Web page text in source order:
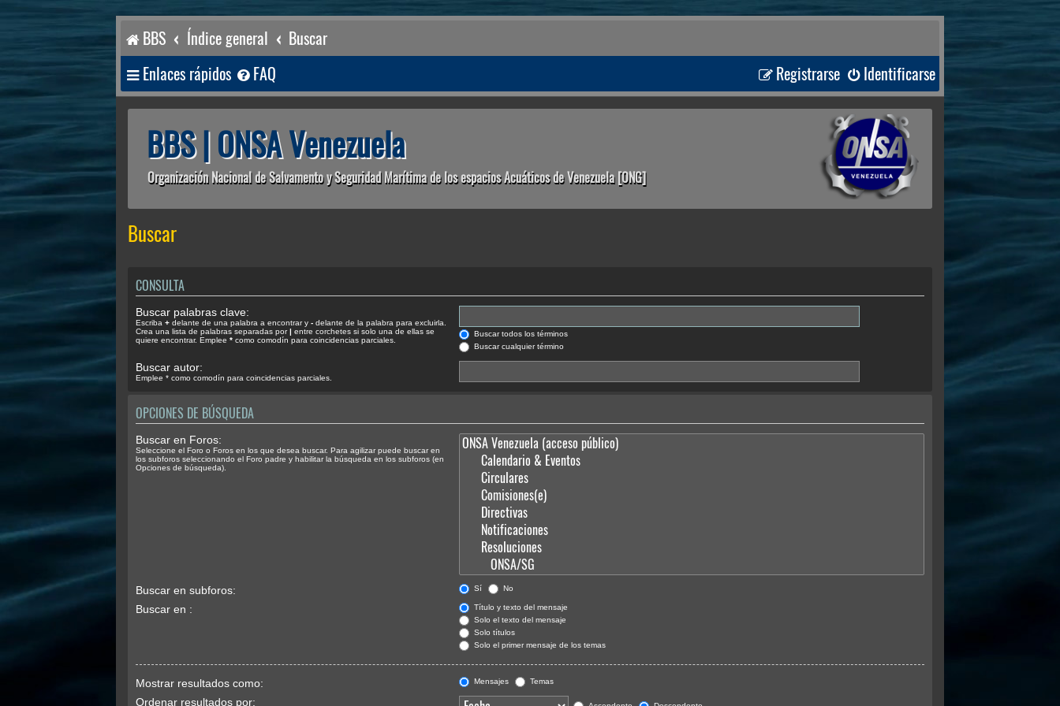
BBS Índice general
Buscar
Enlaces rápidos
FAQ Identificarse
Registrarse
BBS | ONSA Venezuela
Organización Nacional de Salvamento y Seguridad Marítima de los espacios Acuáticos de Venezuela [ONG]
Buscar
CONSULTA
Buscar palabras clave:
Escriba + delante de una palabra a encontrar y - delante de la palabra para excluirla.
Crea una lista de palabras separadas por| entre corchetes si solo una de ellas se
quiere encontrar. Emplee * como comodín para coincidencias parciales.
Buscar todos los términos
Buscar cualquier término
Buscar autor:
Emplee * como comodín para coincidencias parciales.
OPCIONES DE BÚSQUEDA
Buscar en Foros:
Seleccione el Foro o Foros en los que desea buscar. Para agilizar puede buscar en
los subforos seleccionando el Foro padre y habilitar la búsqueda en los subforos (en
Opciones de búsqueda).
Buscar en subforos: Sí No
Buscar en :
Título y texto del mensaje
Solo el texto del mensaje
Solo títulos
Solo el primer mensaje de los temas
Mostrar resultados como: Mensajes Temas
Ordenar resultados por: